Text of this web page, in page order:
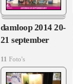
damloop 2014 20-
21 september
11 Foto's